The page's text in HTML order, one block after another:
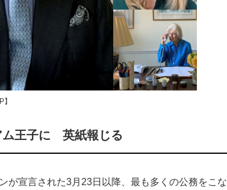
王子に 英紙報じる
宣言された3月23日以降、最も多くの公務をこな